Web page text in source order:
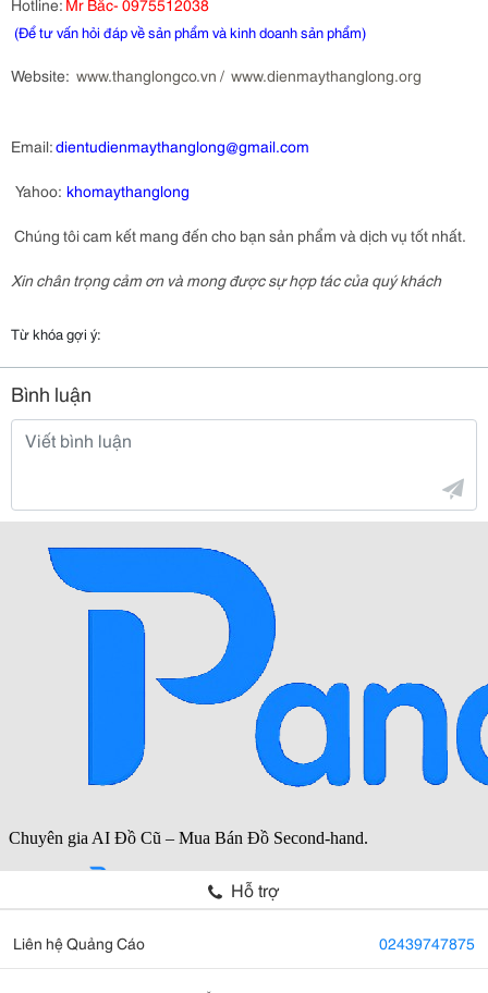
Hotline: Mr Bắc- 0975512038
(Để tư vấn hỏi đáp về sản phẩm và kinh doanh sản phẩm)
Website: www.thanglongco.vn / www.dienmaythanglong.org
Email:dientudienmaythanglong@gmail.com
Yahoo: khomaythanglong
Chúng tôi cam kết mang đến cho bạn sản phẩm và dịch vụ tốt nhất.
Xin chân trọng cảm ơn và mong được sự hợp tác của quý khách
Từ khóa gợi ý:
Bình luận
Hỗ trợ
Liên hệ Quảng Cáo 02439747875